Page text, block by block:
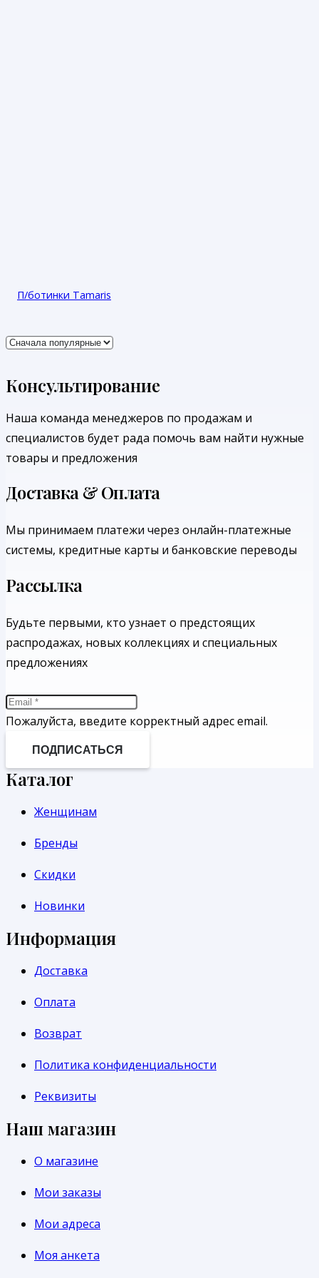
П/ботинки Tamaris
Консультирование
Наша команда менеджеров по продажам и
специалистов будет рада помочь вам найти нужные
товары и предложения
Доставка & Оплата
Мы принимаем платежи через онлайн-платежные
системы, кредитные карты и банковские переводы
Рассылка
Будьте первыми, кто узнает о предстоящих
распродажах, новых коллекциях и специальных
предложениях
Пожалуйста, введите корректный адрес email.
ПОДПИСАТЬСЯ
Каталог
Женщинам
Бренды
Скидки
Новинки
Информация
Доставка
Оплата
Возврат
Политика конфиденциальности
Реквизиты
Наш магазин
О магазине
Мои заказы
Мои адреса
Моя анкета